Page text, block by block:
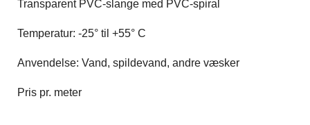
Transparent PVC-slange med PVC-spiral
Temperatur: -25° til +55° C
Anvendelse: Vand, spildevand, andre væsker
Pris pr. meter